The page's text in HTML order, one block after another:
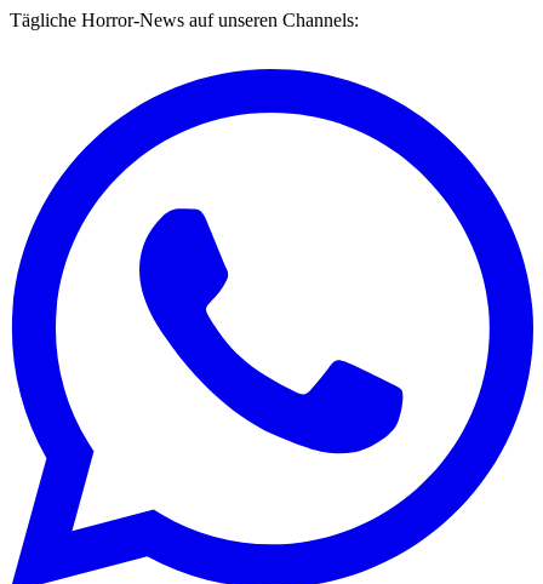
Tägliche Horror-News auf unseren Channels: